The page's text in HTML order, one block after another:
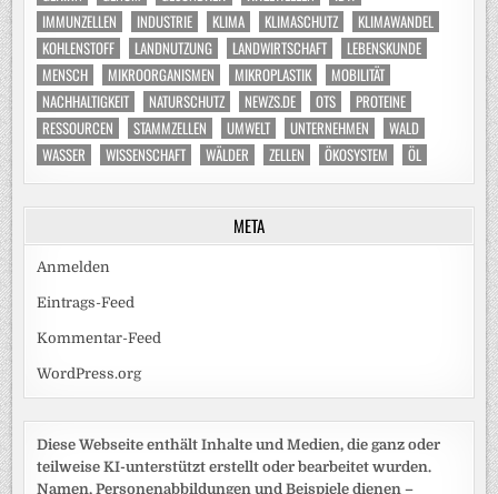
IMMUNZELLEN
INDUSTRIE KLIMA KLIMASCHUTZ
KLIMAWANDEL
KOHLENSTOFF
LANDNUTZUNG LANDWIRTSCHAFT
LEBENSKUNDE
MENSCH
MIKROORGANISMEN MIKROPLASTIK
MOBILITÄT
NACHHALTIGKEIT
NATURSCHUTZ NEWZS.DE OTS
PROTEINE
RESSOURCEN
STAMMZELLEN UMWELT UNTERNEHMEN
WALD
WASSER
WISSENSCHAFT WÄLDER ZELLEN ÖKOSYSTEM ÖL
META
Anmelden
Eintrags-Feed
Kommentar-Feed
WordPress.org
Diese Webseite enthält Inhalte und Medien, die ganz oder
teilweise KI-unterstützt erstellt oder bearbeitet wurden.
Namen, Personenabbildungen und Beispiele dienen –